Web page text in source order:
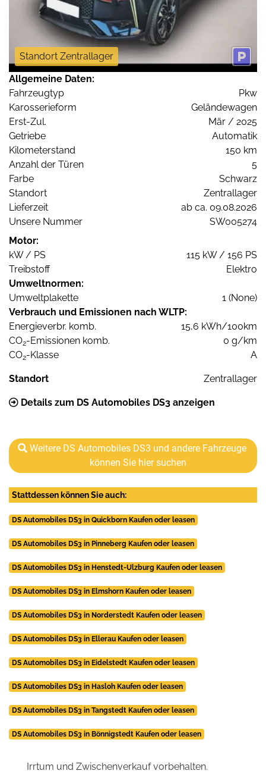
Standort Zentrallager
Allgemeine Daten:
Fahrzeugtyp
Pkw
Karosserieform
Geländewagen
Erst-Zul.
Mär / 2025
Getriebe
Automatik
Kilometerstand
150 km
Anzahl der Türen
5
Farbe
Schwarz
Standort
Zentrallager
Lieferzeit
ab ca. 09.08.2026
Unsere Nummer
SW005274
Motor:
kW / PS
115 kW / 156 PS
Treibstoff
Elektro
Umweltnormen:
Umweltplakette
1 (None)
Verbrauch und Emissionen nach WLTP:
Energieverbr. komb.
15,6 kWh/100km
CO2-Emissionen komb.
0 g/km
CO2-Klasse A
Standort Zentrallager
Details zum DS Automobiles DS3 anzeigen
Weitere DS Automobiles DS3 und andere Fahrzeuge
können Sie hier suchen
Stattdessen können Sie auch:
DS Automobiles DS3 in Quickborn Kaufen oder leasen
DS Automobiles DS3 in Pinneberg Kaufen oder leasen
DS Automobiles DS3 in Henstedt-Ulzburg Kaufen oder leasen
DS Automobiles DS3 in Elmshorn Kaufen oder leasen
DS Automobiles DS3 in Norderstedt Kaufen oder leasen
DS Automobiles DS3 in Ellerau Kaufen oder leasen
DS Automobiles DS3 in Eidelstedt Kaufen oder leasen
DS Automobiles DS3 in Hasloh Kaufen oder leasen
DS Automobiles DS3 in Tangstedt Kaufen oder leasen
DS Automobiles DS3 in Bönnigstedt Kaufen oder leasen
Irrtum und Zwischenverkauf vorbehalten.